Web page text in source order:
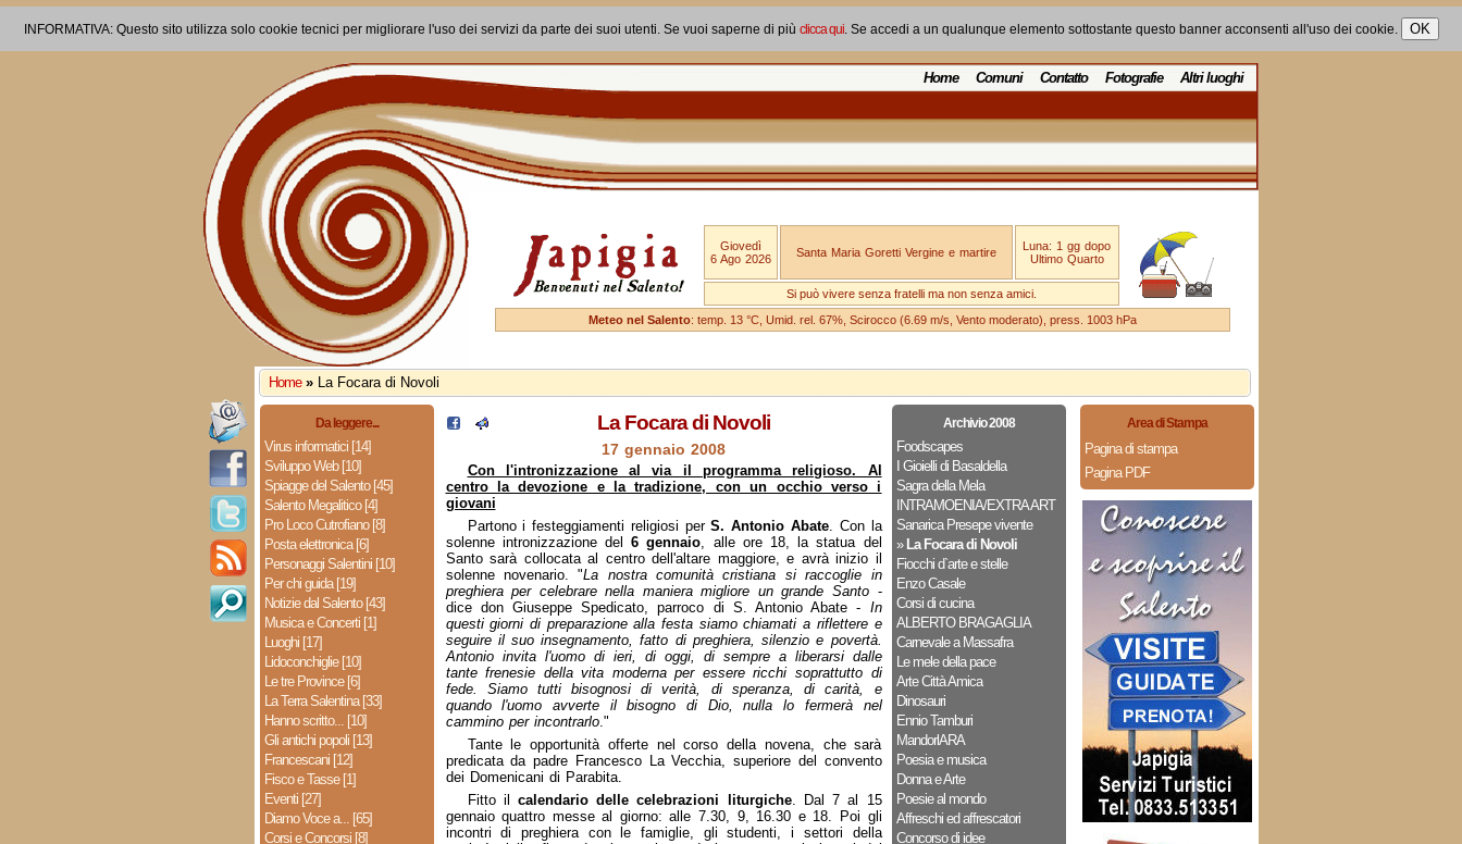
INFORMATIVA: Questo sito utilizza solo cookie tecnici per migliorare l'uso dei servizi da parte dei suoi utenti. Se vuoi saperne di più clicca qui. Se accedi a un qualunque elemento sottostante questo banner acconsenti all'uso dei cookie.
Home Comuni Contatto Fotografie Altri luoghi
Giovedì
6 Ago 2026
Santa Maria Goretti Vergine e martire
Luna: 1 gg dopo
Ultimo Quarto
Si può vivere senza fratelli ma non senza amici.
Meteo nel Salento: temp. 13 °C, Umid. rel. 67%, Scirocco (6.69 m/s, Vento moderato), press. 1003 hPa
Home » La Focara di Novoli
Da leggere...
Virus informatici [14]
Sviluppo Web [10]
Spiagge del Salento [45]
Salento Megalitico [4]
Pro Loco Cutrofiano [8]
Posta elettronica [6]
Personaggi Salentini [10]
Per chi guida [19]
Notizie dal Salento [43]
Musica e Concerti [1]
Luoghi [17]
Lidoconchiglie [10]
Le tre Province [6]
La Terra Salentina [33]
Hanno scritto... [10]
Gli antichi popoli [13]
Francescani [12]
Fisco e Tasse [1]
Eventi [27]
Diamo Voce a... [65]
Corsi e Concorsi [8]
Archivio 2008
Foodscapes
I Gioielli di Basaldella
Sagra della Mela
INTRAMOENIA/EXTRA ART
Sanarica Presepe vivente
» La Focara di Novoli
Fiocchi d`arte e stelle
Enzo Casale
Corsi di cucina
ALBERTO BRAGAGLIA
Carnevale a Massafra
Le mele della pace
Arte Città Amica
Dinosauri
Ennio Tamburi
MandorlARA
Poesia e musica
Donna e Arte
Poesie al mondo
Affreschi ed affrescatori
Concorso di idee
La Focara di Novoli
17 gennaio 2008
Con l'intronizzazione al via il programma religioso. Al
centro la devozione e la tradizione, con un occhio verso i
giovani
Partono i festeggiamenti religiosi perS. Antonio Abate. Con la
solenne intronizzazione del6 gennaio, alle ore 18, la statua del
Santo sarà collocata al centro dell'altare maggiore, e avrà inizio il
solenne novenario. "La nostra comunità cristiana si raccoglie in
preghiera per celebrare nella maniera migliore un grande Santo-
dice don Giuseppe Spedicato, parroco di S. Antonio Abate - In
questi giorni di preparazione alla festa siamo chiamati a riflettere e
seguire il suo insegnamento, fatto di preghiera, silenzio e povertà.
Antonio invita l'uomo di ieri, di oggi, di sempre a liberarsi dalle
tante frenesie della vita moderna per essere ricchi soprattutto di
fede. Siamo tutti bisognosi di verità, di speranza, di carità, e
quando l'uomo avverte il bisogno di Dio, nulla lo fermerà nel
cammino per incontrarlo."
Tante le opportunità offerte nel corso della novena, che sarà
predicata da padre Francesco La Vecchia, superiore del convento
dei Domenicani di Parabita.
Fitto il calendario delle celebrazioni liturgiche. Dal 7 al 15
gennaio quattro messe al giorno: alle 7.30, 9, 16.30 e 18. Poi gli
incontri di preghiera con le famiglie, gli studenti, i settori della
Area di Stampa
Pagina di stampa
Pagina PDF